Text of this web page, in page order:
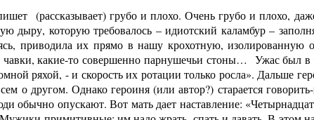
(рассказывает) грубо и плохо. Очень грубо и плохо,
дыру, которую требовалось – идиотский каламбур –
приводила их прямо в нашу крохотную,
какие-то совершенно парнушечьи стоны… Ужас был в
ряхой, - и скорость их ротации только росла». Дальше
о другом. Однако героиня (или автор?) старается
обычно опускают. Вот мать дает наставление: